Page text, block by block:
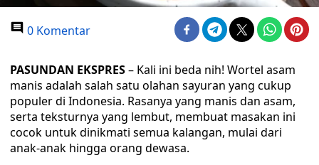
0 Komentar
PASUNDAN EKSPRES– Kali ini beda nih! Wortel asam
manis adalah salah satu olahan sayuran yang cukup
populer di Indonesia. Rasanya yang manis dan asam,
serta teksturnya yang lembut, membuat masakan ini
cocok untuk dinikmati semua kalangan, mulai dari
anak-anak hingga orang dewasa.